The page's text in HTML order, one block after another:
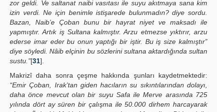
zor geldi. Ve saltanat naibi vasıtası ile suyu akıtmaya sana kim
izin verdi. Ne için benimle istişarede bulunmadın? diye sordu.
Bazan, Naib’e Çoban bunu bir hayrat niyet ve maksadı ile
yapmıştır. Artık iş Sultana kalmıştır. Arzu etmezse yıktırır, arzu
ederse imar eder bu onun yaptığı bir iştir. Bu iş size kalmıştır”
diye söyledi. Nâib elçinin bu sözlerini sultana aktardığında sultan
sustu.”[31].
Makrizî daha sonra çeşme hakkında şunları kaydetmektedir:
“Emir Çoban, Irak’tan giden hacıların su sıkıntılarından dolayı,
daha önce mevcut olan bir suyu Safa ile Merve arasında 725
yılında dört ay süren bir çalışma ile 50.000 dirhem harcayarak